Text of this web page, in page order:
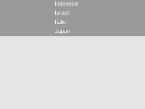
Indonesie
Israel
Italie
Japan